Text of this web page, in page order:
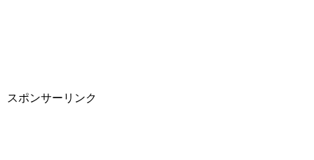
スポンサーリンク